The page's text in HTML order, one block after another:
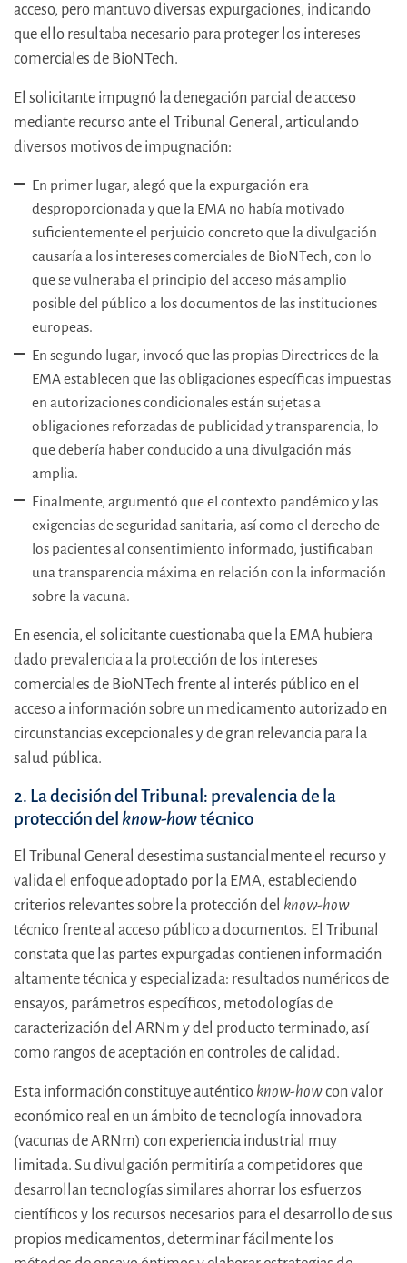
acceso, pero mantuvo diversas expurgaciones, indicando
que ello resultaba necesario para proteger los intereses
comerciales de BioNTech.
El solicitante impugnó la denegación parcial de acceso
mediante recurso ante el Tribunal General, articulando
diversos motivos de impugnación:
En primer lugar, alegó que la expurgación era
desproporcionada y que la EMA no había motivado
suficientemente el perjuicio concreto que la divulgación
causaría a los intereses comerciales de BioNTech, con lo
que se vulneraba el principio del acceso más amplio
posible del público a los documentos de las instituciones
europeas.
En segundo lugar, invocó que las propias Directrices de la
EMA establecen que las obligaciones específicas impuestas
en autorizaciones condicionales están sujetas a
obligaciones reforzadas de publicidad y transparencia, lo
que debería haber conducido a una divulgación más
amplia.
Finalmente, argumentó que el contexto pandémico y las
exigencias de seguridad sanitaria, así como el derecho de
los pacientes al consentimiento informado, justificaban
una transparencia máxima en relación con la información
sobre la vacuna.
En esencia, el solicitante cuestionaba que la EMA hubiera
dado prevalencia a la protección de los intereses
comerciales de BioNTech frente al interés público en el
acceso a información sobre un medicamento autorizado en
circunstancias excepcionales y de gran relevancia para la
salud pública.
2. La decisión del Tribunal: prevalencia de la
protección del know-howtécnico
El Tribunal General desestima sustancialmente el recurso y
valida el enfoque adoptado por la EMA, estableciendo
criterios relevantes sobre la protección del know-how
técnico frente al acceso público a documentos. El Tribunal
constata que las partes expurgadas contienen información
altamente técnica y especializada: resultados numéricos de
ensayos, parámetros específicos, metodologías de
caracterización del ARNm y del producto terminado, así
como rangos de aceptación en controles de calidad.
Esta información constituye auténtico know-howcon valor
económico real en un ámbito de tecnología innovadora
(vacunas de ARNm) con experiencia industrial muy
limitada. Su divulgación permitiría a competidores que
desarrollan tecnologías similares ahorrar los esfuerzos
científicos y los recursos necesarios para el desarrollo de sus
propios medicamentos, determinar fácilmente los